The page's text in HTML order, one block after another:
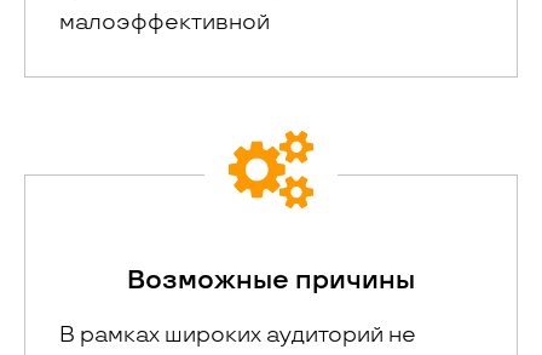
малоэффективной
Возможные причины
В рамках широких аудиторий не